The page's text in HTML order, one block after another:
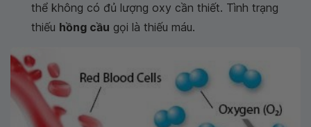
thể không có đủ lượng oxy cần thiết. Tình trạng
thiếu hồng cầu gọi là thiếu máu.